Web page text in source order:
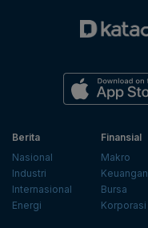
Berita
Nasional
Industri
Internasional
Energi
Finansial
Makro
Keuangan
Bursa
Korporasi